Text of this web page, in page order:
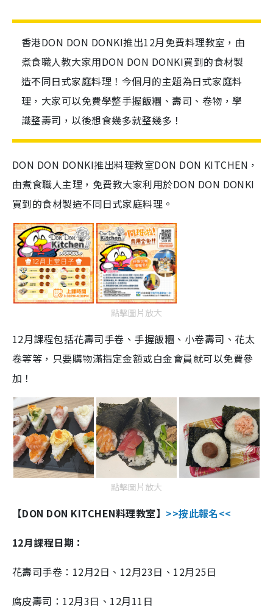
香港DON DON DONKI推出12月免費料理教室，由
煮食職人教大家用DON DON DONKI買到的食材製
造不同日式家庭料理！今個月的主題為日式家庭料
理，大家可以免費學整手握飯糰、壽司、卷物，學
識整壽司，以後想食幾多就整幾多！
DON DON DONKI推出料理教室DON DON KITCHEN，
由煮食職人主理，免費教大家利用於DON DON DONKI
買到的食材製造不同日式家庭料理。
點擊圖片放大
12月課程包括花壽司手卷、手握飯糰、小卷壽司、花太
卷等等，只要購物滿指定金額或白金會員就可以免費參
加！
點擊圖片放大
【DON DON KITCHEN料理教室】 >>按此報名<<
12月課程日期：
花壽司手卷：12月2日、12月23日、12月25日
腐皮壽司：12月3日、12月11日